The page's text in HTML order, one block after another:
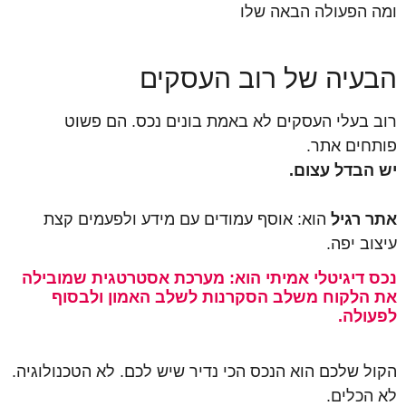
ומה הפעולה הבאה שלו
הבעיה של רוב העסקים
רוב בעלי העסקים לא באמת בונים נכס. הם פשוט
פותחים אתר.
יש הבדל עצום.
אתר רגיל הוא: אוסף עמודים עם מידע ולפעמים קצת
עיצוב יפה.
נכס דיגיטלי אמיתי הוא: מערכת אסטרטגית שמובילה
את הלקוח משלב הסקרנות לשלב האמון ולבסוף
לפעולה.
הקול שלכם הוא הנכס הכי נדיר שיש לכם. לא הטכנולוגיה.
לא הכלים.